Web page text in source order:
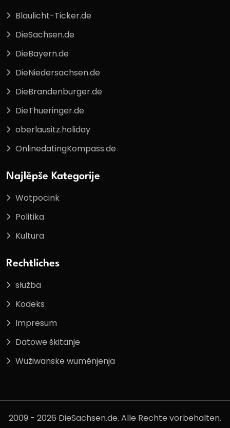
Blaulicht-Ticker.de
DieSachsen.de
DieBayern.de
DieNiedersachsen.de
DieBrandenburger.de
DieThueringer.de
oberlausitz.holiday
OnlinedatingKompass.de
Najlěpše Kategorije
Wotpocink
Politika
Kultura
Rechtliches
słužba
Kodeks
Impresum
Datowe škitanje
Wužiwanske wuměnjenja
2009 - 2026 DieSachsen.de. Alle Rechte vorbehalten.